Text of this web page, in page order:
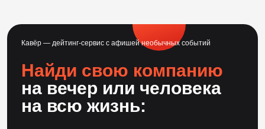
Кавёр — дейтинг-сервис с афишей необычных событий
Найди свою компанию
на вечер или человека
на всю жизнь: